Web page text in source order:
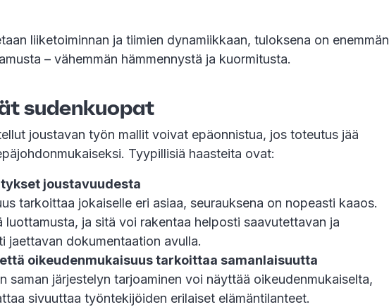
liiketoiminnan ja tiimien dynamiikkaan, tuloksena on enemmän
– vähemmän hämmennystä ja kuormitusta.
sudenkuopat
joustavan työn mallit voivat epäonnistua, jos toteutus jää
Tyypillisiä haasteita ovat:
joustavuudesta
tarkoittaa jokaiselle eri asiaa, seurauksena on nopeasti kaaos.
luottamusta, ja sitä voi rakentaa helposti saavutettavan ja
jaettavan dokumentaation avulla.
oikeudenmukaisuus tarkoittaa samanlaisuutta
saman järjestelyn tarjoaminen voi näyttää oikeudenmukaiselta,
sivuuttaa työntekijöiden erilaiset elämäntilanteet.